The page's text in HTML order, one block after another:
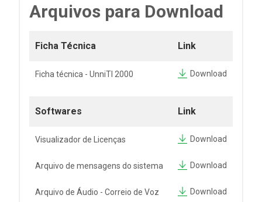
Arquivos para Download
Ficha Técnica Link
Ficha técnica - UnniTI 2000 Download
Softwares Link
Visualizador de Licenças Download
Arquivo de mensagens do sistema Download
Arquivo de Áudio - Correio de Voz Download